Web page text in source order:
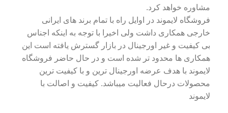
مشاوره خواهد کرد.
فروشگاه لایموند در اوایل راه با تمام برند های ایرانی
خارجی همکاری داشت ولی اخیرا با توجه به اینکه اجناس
بی کیفیت و غیر اورجینال در بازار گسترش یافته است این
همکاری ها محدود تر شده است و در حال حاضر فروشگاه
لایموند با هدف عرضه اورجینال ترین و با کیفیت ترین
محصولات درحال فعالیت میباشد. کیفیت و اصالت با
لایموند